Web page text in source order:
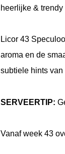
heerlijke &
Licor 43
aroma en de
subtiele hints van
SERVEERTIP:
Vanaf week 43